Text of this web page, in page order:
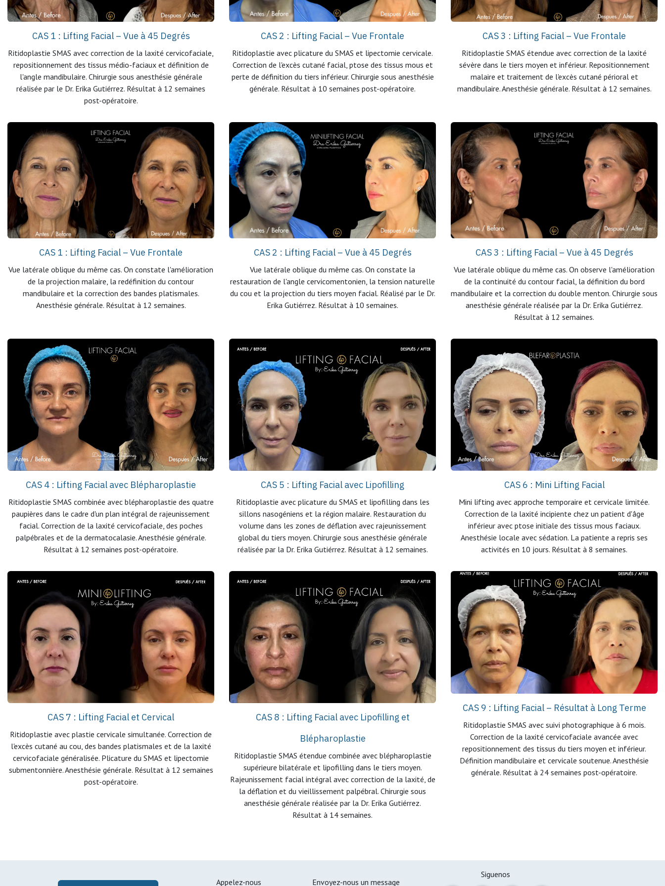
CAS 1 : Lifting Facial – Vue à 45 Degrés
Ritidoplastie SMAS avec correction de la laxité cervicofaciale,
repositionnement des tissus médio-faciaux et définition de
l'angle mandibulaire. Chirurgie sous anesthésie générale
réalisée par le Dr. Erika Gutiérrez. Résultat à 12 semaines
post-opératoire.
CAS 2 : Lifting Facial – Vue Frontale
Ritidoplastie avec plicature du SMAS et lipectomie cervicale.
Correction de l'excès cutané facial, ptose des tissus mous et
perte de définition du tiers inférieur. Chirurgie sous anesthésie
générale. Résultat à 10 semaines post-opératoire.
CAS 3 : Lifting Facial – Vue Frontale
Ritidoplastie SMAS étendue avec correction de la laxité
sévère dans le tiers moyen et inférieur. Repositionnement
malaire et traitement de l'excès cutané périoral et
mandibulaire. Anesthésie générale. Résultat à 12 semaines.
CAS 1 : Lifting Facial – Vue Frontale
Vue latérale oblique du même cas. On constate l'amélioration
de la projection malaire, la redéfinition du contour
mandibulaire et la correction des bandes platismales.
Anesthésie générale. Résultat à 12 semaines.
CAS 2 : Lifting Facial – Vue à 45 Degrés
Vue latérale oblique du même cas. On constate la
restauration de l'angle cervicomentonien, la tension naturelle
du cou et la projection du tiers moyen facial. Réalisé par le Dr.
Erika Gutiérrez. Résultat à 10 semaines.
CAS 3 : Lifting Facial – Vue à 45 Degrés
Vue latérale oblique du même cas. On observe l'amélioration
de la continuité du contour facial, la définition du bord
mandibulaire et la correction du double menton. Chirurgie sous
anesthésie générale réalisée par la Dr. Erika Gutiérrez.
Résultat à 12 semaines.
CAS 4 : Lifting Facial avec Blépharoplastie
Ritidoplastie SMAS combinée avec blépharoplastie des quatre
paupières dans le cadre d'un plan intégral de rajeunissement
facial. Correction de la laxité cervicofaciale, des poches
palpébrales et de la dermatocalasie. Anesthésie générale.
Résultat à 12 semaines post-opératoire.
CAS 5 : Lifting Facial avec Lipofilling
Ritidoplastie avec plicature du SMAS et lipofilling dans les
sillons nasogéniens et la région malaire. Restauration du
volume dans les zones de déflation avec rajeunissement
global du tiers moyen. Chirurgie sous anesthésie générale
réalisée par la Dr. Erika Gutiérrez. Résultat à 12 semaines.
CAS 6 : Mini Lifting Facial
Mini lifting avec approche temporaire et cervicale limitée.
Correction de la laxité incipiente chez un patient d'âge
inférieur avec ptose initiale des tissus mous faciaux.
Anesthésie locale avec sédation. La patiente a repris ses
activités en 10 jours. Résultat à 8 semaines.
CAS 7 : Lifting Facial et Cervical
Ritidoplastie avec plastie cervicale simultanée. Correction de
l'excès cutané au cou, des bandes platismales et de la laxité
cervicofaciale généralisée. Plicature du SMAS et lipectomie
submentonnière. Anesthésie générale. Résultat à 12 semaines
post-opératoire.
CAS 8 : Lifting Facial avec Lipofilling et
Blépharoplastie
Ritidoplastie SMAS étendue combinée avec blépharoplastie
supérieure bilatérale et lipofilling dans le tiers moyen.
Rajeunissement facial intégral avec correction de la laxité, de
la déflation et du vieillissement palpébral. Chirurgie sous
anesthésie générale réalisée par la Dr. Erika Gutiérrez.
Résultat à 14 semaines.
CAS 9 : Lifting Facial – Résultat à Long Terme
Ritidoplastie SMAS avec suivi photographique à 6 mois.
Correction de la laxité cervicofaciale avancée avec
repositionnement des tissus du tiers moyen et inférieur.
Définition mandibulaire et cervicale soutenue. Anesthésie
générale. Résultat à 24 semaines post-opératoire.
Appelez-nous Envoyez-nous un message
Siguenos